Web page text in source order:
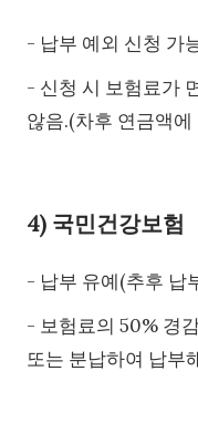
- 납부 예외 신청 가
- 신청 시 보험료가
않음.(차후 연금액에
4) 국민건강보험
- 납부 유예(추후 납
- 보험료의 50% 경
또는 분납하여 납부